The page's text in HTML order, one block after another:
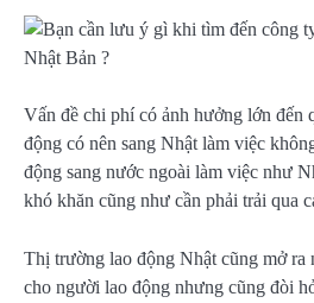
Vấn đề chi phí có ảnh hưởng lớn đến
động có nên sang Nhật làm việc
động sang nước ngoài làm việc như
khó khăn cũng như cần phải trải qua
Thị trường lao động Nhật cũng mở ra
cho người lao động nhưng cũng đòi